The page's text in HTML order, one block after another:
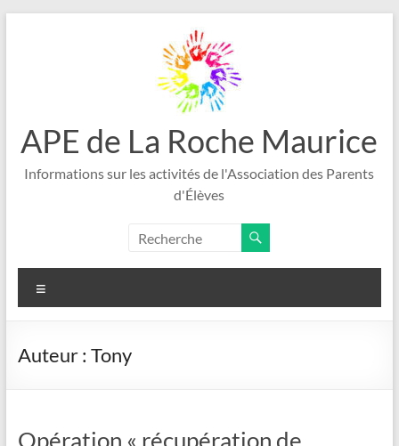
APE de La Roche Maurice
Informations sur les activités de l'Association des Parents
d'Élèves
Auteur : Tony
Opération « récupération de